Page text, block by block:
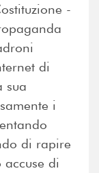
-
di
sua
i
di rapire
di